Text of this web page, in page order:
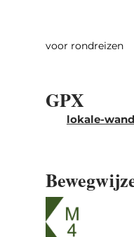
Larochette met
uitzicht op het
weilanden en
aangenaam af
voor rondreizen
GPX
lokale-